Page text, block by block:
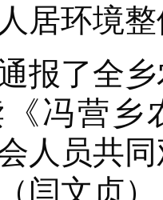
居环境
了全乡
冯营乡
人员共
闫文贞）